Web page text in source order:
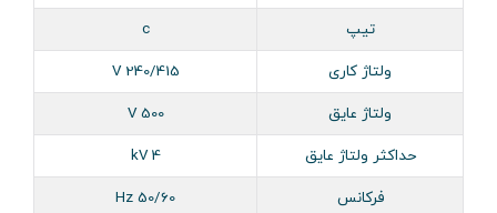
تیپ
c
ولتاژ کاری
240/415 V
ولتاژ عایق
500 V
حداکثر ولتاژ عایق
4 kV
فرکانس
50/60 Hz